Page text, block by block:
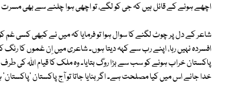
اچھے ہونے کے قائل ہیں کہ جی کو لگے، تو اچھی ہوا چلنے سے بھی
شاعر کے دل پر چوٹ لگنے کا سوال ہوا تو فرمایا کہ میں نے کبھی کسی غم
افسردہ نہیں رہا، اپنے رب سے کہہ دیتا ہوں۔ شاعری میں اِن غموں کا
پاکستان خراب ہونے کو سب سے بڑا روگ بتایا۔ وہ ملک کا قیام اللہ کی
خدا جانے اس میں کیا مصلحت ہے۔ اگر بنایا جاتا تو آج پاکستان